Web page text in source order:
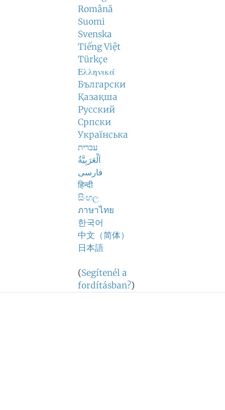
Română
Suomi
Svenska
Tiếng Việt
Türkçe
Ελληνικά
Български
Қазақша
Русский
Српски
Українська
עברית
اَلْعَرَبِيَّةُ
فارسی
हिन्दी
සිංහල
ภาษาไทย
한국어
中文（简体）
日本語
(Segítenél a
fordításban?)